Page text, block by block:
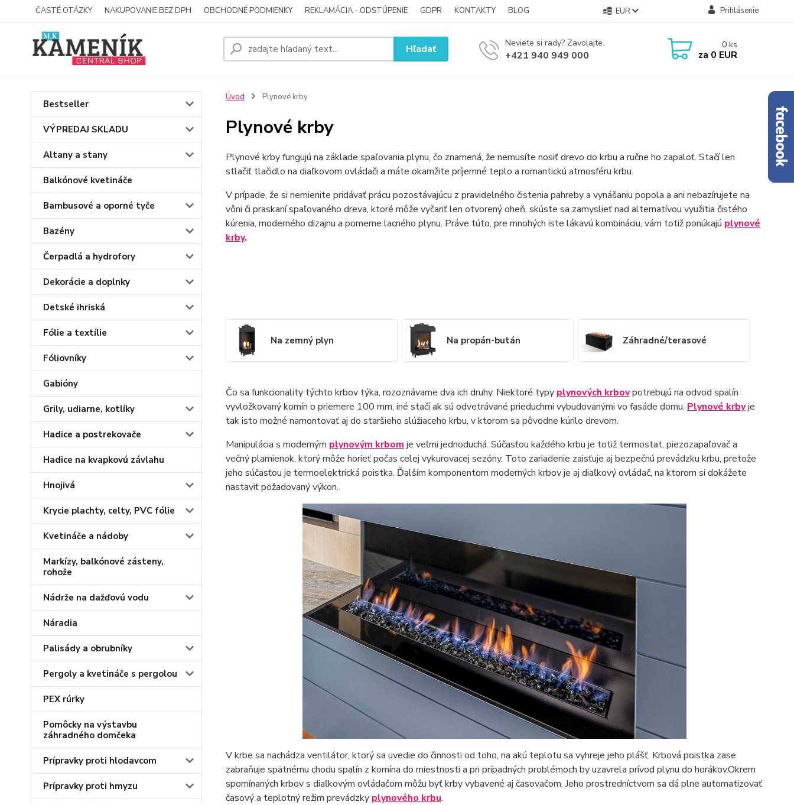
ČASTÉ OTÁZKY NAKUPOVANIE BEZ DPH OBCHODNÉ PODMIENKY REKLAMÁCIA - ODSTÚPENIE GDPR KONTAKTY BLOG EUR Prihlásenie
Hľadať Neviete si rady? Zavolajte.
+421 940 949 000
0 ks
za 0 EUR
Bestseller
VÝPREDAJ SKLADU
Altany a stany
Balkónové kvetináče
Bambusové a oporné tyče
Bazény
Čerpadlá a hydrofory
Dekorácie a doplnky
Detské ihriská
Fólie a textílie
Fóliovníky
Gabióny
Grily, udiarne, kotlíky
Hadice a postrekovače
Hadice na kvapkovú závlahu
Hnojivá
Krycie plachty, celty, PVC fólie
Kvetináče a nádoby
Markízy, balkónové zásteny,
rohože
Nádrže na dažďovú vodu
Náradia
Palisády a obrubníky
Pergoly a kvetináče s pergolou
PEX rúrky
Pomôcky na výstavbu
záhradného domčeka
Prípravky proti hlodavcom
Prípravky proti hmyzu
Úvod Plynové krby
Plynové krby
Plynové krby fungujú na základe spaľovania plynu, čo znamená, že nemusíte nosiť drevo do krbu a ručne ho zapaloť. Stačí len
stlačiť tlačidlo na diaľkovom ovládači a máte okamžite príjemné teplo a romantickú atmosféru krbu.
V prípade, že si nemienite pridávať prácu pozostávajúcu z pravidelného čistenia pahreby a vynášaniu popola a ani nebazírujete na
vôni či praskaní spaľovaného dreva, ktoré môže vyčariť len otvorený oheň, skúste sa zamyslieť nad alternatívou využitia čistého
kúrenia, moderného dizajnu a pomerne lacného plynu. Práve túto, pre mnohých iste lákavú kombináciu, vám totiž ponúkajú plynové
krby.
Na zemný plyn Na propán-bután Záhradné/terasové
Čo sa funkcionality týchto krbov týka, rozoznávame dva ich druhy. Niektoré typy plynových krbovpotrebujú na odvod spalín
vyvložkovaný komín o priemere 100 mm, iné stačí ak sú odvetrávané prieduchmi vybudovanými vo fasáde domu. Plynové krbyje
tak isto možné namontovať aj do staršieho slúžiaceho krbu, v ktorom sa pôvodne kúrilo drevom.
Manipulácia s moderným plynovým krbom je veľmi jednoduchá. Súčasťou každého krbu je totiž termostat, piezozapaľovač a
večný plamienok, ktorý môže horieť počas celej vykurovacej sezóny. Toto zariadenie zaisťuje aj bezpečnú prevádzku krbu, pretože
jeho súčasťou je termoelektrická poistka. Ďalším komponentom moderných krbov je aj diaľkový ovládač, na ktorom si dokážete
nastaviť požadovaný výkon.
V krbe sa nachádza ventilátor, ktorý sa uvedie do činnosti od toho, na akú teplotu sa vyhreje jeho plášť. Krbová poistka zase
zabraňuje spätnému chodu spalín z komína do miestnosti a pri prípadných problémoch by uzavrela prívod plynu do horákov.Okrem
spomínaných krbov s diaľkovým ovládačom môžu byť krby vybavené aj časovačom. Jeho prostredníctvom sa dá plne automatizovať
časový a teplotný režim prevádzky plynového krbu.